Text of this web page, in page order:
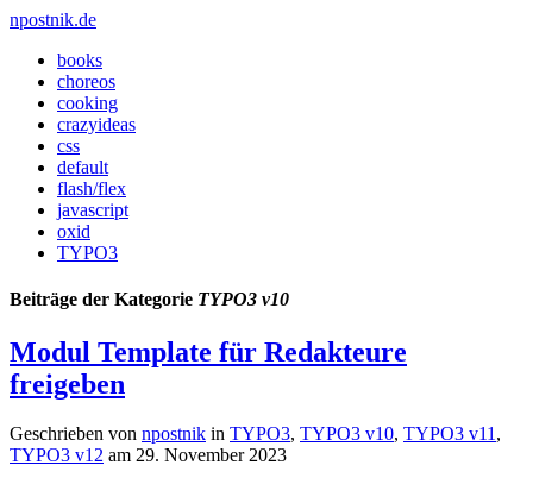
npostnik.de
books
choreos
cooking
crazyideas
css
default
flash/flex
javascript
oxid
TYPO3
Beiträge der Kategorie TYPO3 v10
Modul Template für Redakteure
freigeben
Geschrieben von npostnik in TYPO3, TYPO3 v10, TYPO3 v11,
TYPO3 v12 am 29. November 2023